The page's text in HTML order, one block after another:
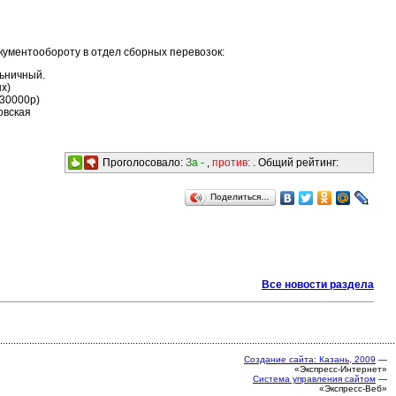
в отдел сборных перевозок:
Проголосовало: За - , против: . Общий рейтинг:
Поделиться…
Все новости раздела
Создание сайта: Казань, 2009 —
«Экспресс-Интернет»
Система управления сайтом —
«Экспресс-Веб»